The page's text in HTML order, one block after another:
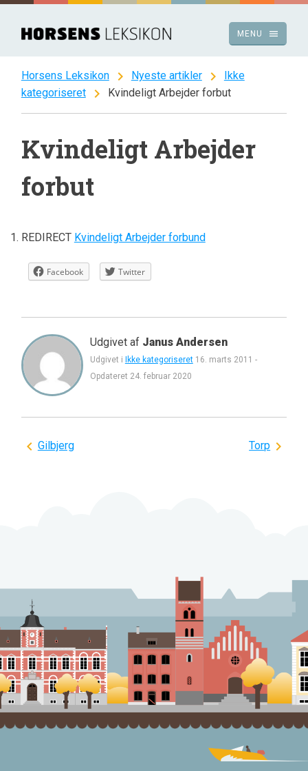
Spring
indhold
menu
MENU
Horsens Leksikon chevron_right Nyeste artikler chevron_right
Ikke
kategoriseret
chevron_right Kvindeligt Arbejder forbut
Kvindeligt Arbejder
forbut
REDIRECT Kvindeligt Arbejder forbund
Facebook Twitter
Udgivet af Janus Andersen
Udgivet i Ikke kategoriseret 16. marts 2011 -
Opdateret 24. februar 2020
Indlægsnavigation
Gilbjerg Torp